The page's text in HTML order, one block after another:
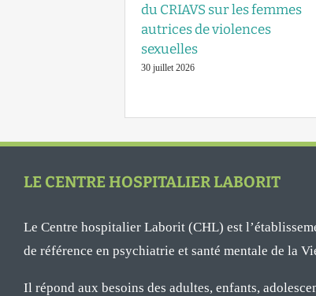
du CRIAVS sur les femmes
autrices de violences
sexuelles
30 juillet 2026
LE CENTRE HOSPITALIER LABORIT
Le Centre hospitalier Laborit (CHL) est
de référence en psychiatrie et santé mentale de la
Il répond aux besoins des adultes, enfants,